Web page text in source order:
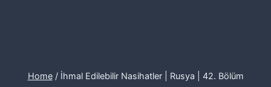
Home / İhmal Edilebilir Nasihatler | Rusya | 42. Bölüm